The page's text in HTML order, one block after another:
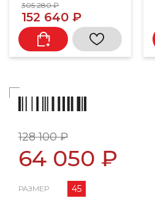
305 280 ₽
152 640 ₽
128 100 ₽
64 050 ₽
РАЗМЕР 45